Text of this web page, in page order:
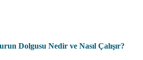
Dolgusu Nedir ve Nasıl Çalışır?